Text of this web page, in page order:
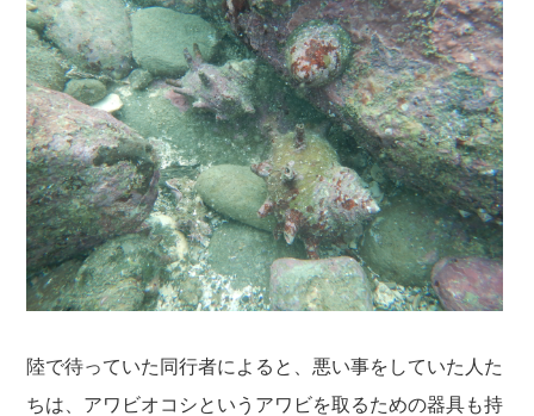
陸で待っていた同行者によると、悪い事をしていた人た
ちは、アワビオコシというアワビを取るための器具も持